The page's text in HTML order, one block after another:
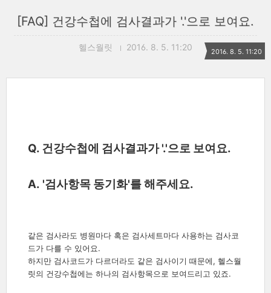
[FAQ] 건강수첩에 검사결과가 '.'으로 보여요.
헬스월릿 2016. 8. 5. 11:20 2016. 8. 5. 11:20
Q. 건강수첩에 검사결과가 '.'으로 보여요.
A. '검사항목 동기화'를 해주세요.
같은 검사라도 병원마다 혹은 검사세트마다 사용하는 검사코
드가 다를 수 있어요.
하지만 검사코드가 다르더라도 같은 검사이기 때문에, 헬스월
릿의 건강수첩에는 하나의 검사항목으로 보여드리고 있죠.